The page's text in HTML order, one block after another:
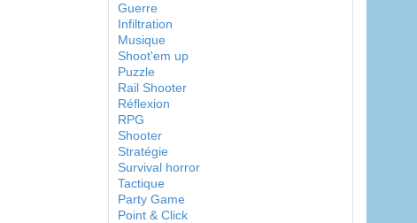
Guerre
Infiltration
Musique
Shoot'em up
Puzzle
Rail Shooter
Réflexion
RPG
Shooter
Stratégie
Survival horror
Tactique
Party Game
Point & Click